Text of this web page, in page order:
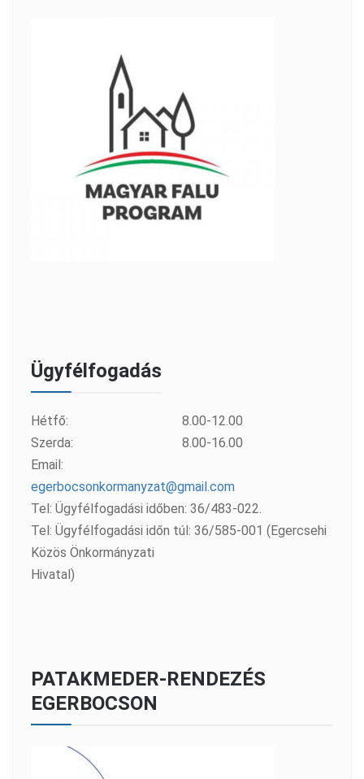
Ügyfélfogadás
Hétfő:
8.00-12.00
Szerda:
8.00-16.00
Email:
egerbocsonkormanyzat@gmail.com
Tel: Ügyfélfogadási időben: 36/483-022.
Tel: Ügyfélfogadási időn túl: 36/585-001 (Egercsehi
Közös Önkormányzati
Hivatal)
PATAKMEDER-RENDEZÉS
EGERBOCSON